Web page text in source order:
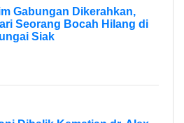
Gabungan Dikerahkan,
Seorang Bocah Hilang di
Siak